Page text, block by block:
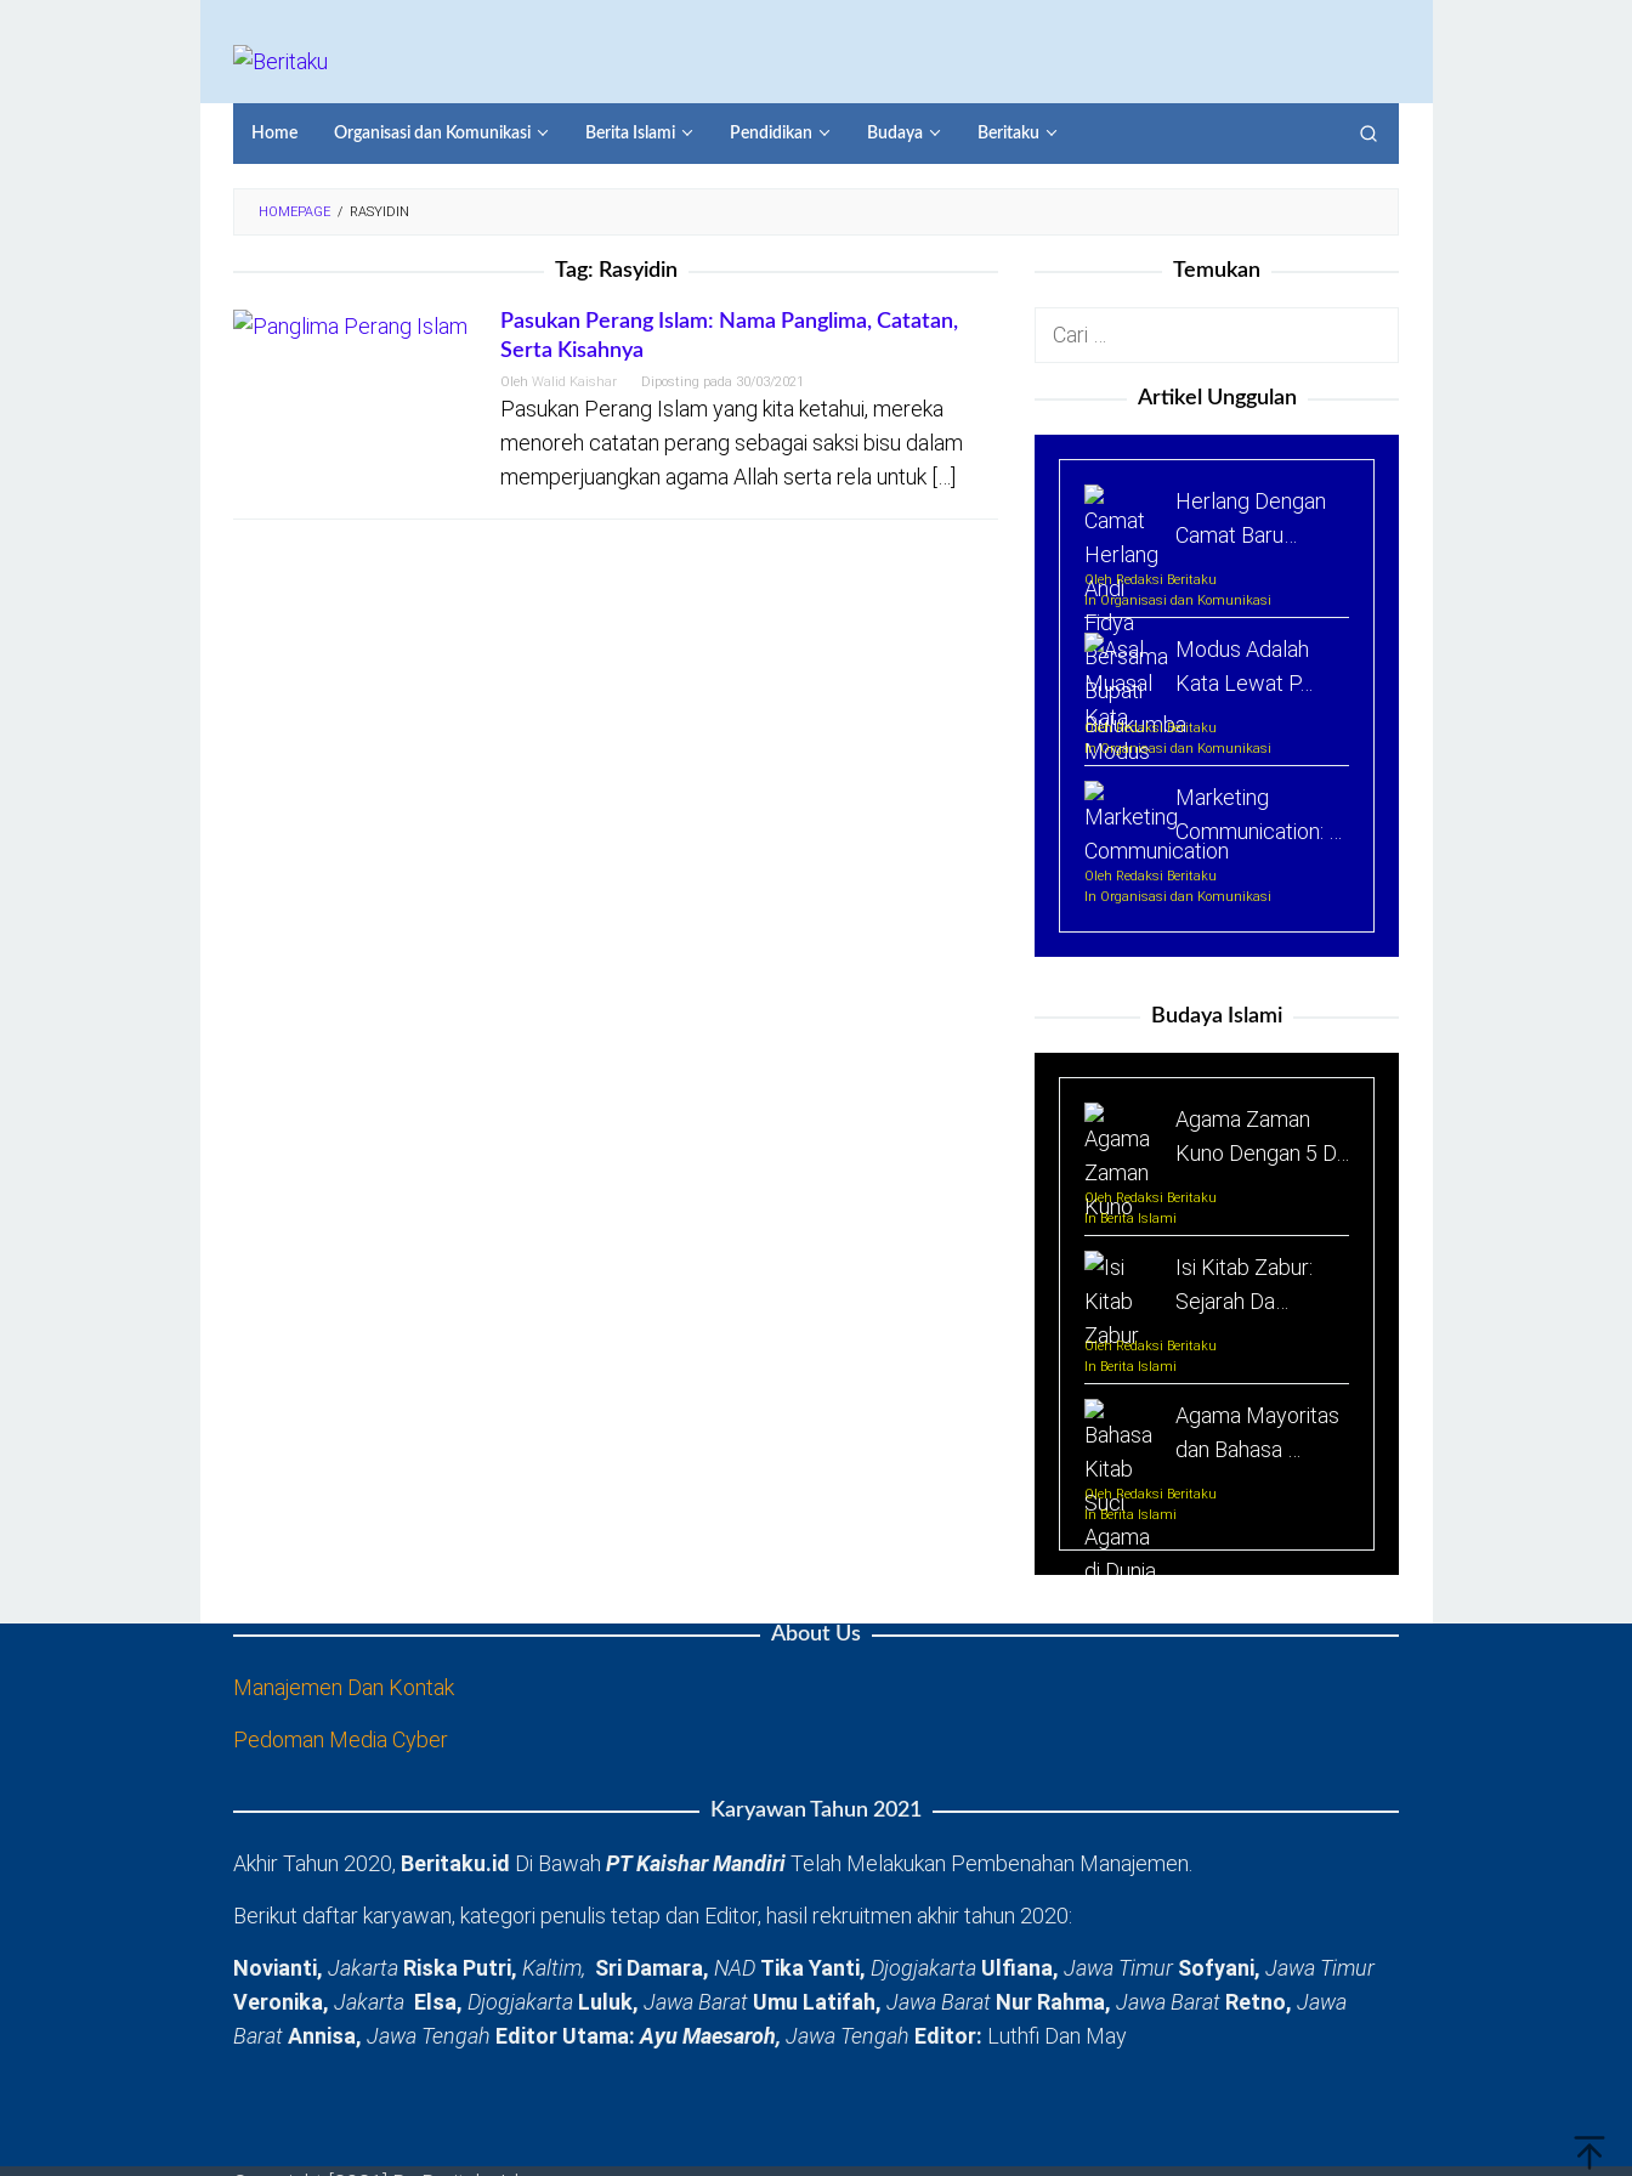
Home Organisasi dan Komunikasi Berita Islami Pendidikan Budaya Beritaku
HOMEPAGE / RASYIDIN
Tag: Rasyidin
Pasukan Perang Islam: Nama Panglima, Catatan,
Serta Kisahnya
Oleh Walid Kaishar Diposting pada 30/03/2021
Pasukan Perang Islam yang kita ketahui, mereka
menoreh catatan perang sebagai saksi bisu dalam
memperjuangkan agama Allah serta rela untuk […]
Temukan
Cari
Artikel Unggulan
Herlang Dengan
Camat Baru…
Oleh Redaksi Beritaku
In Organisasi dan Komunikasi
Modus Adalah
Kata Lewat P…
Oleh Redaksi Beritaku
In Organisasi dan Komunikasi
Marketing
Communication: …
Oleh Redaksi Beritaku
In Organisasi dan Komunikasi
Budaya Islami
Agama Zaman
Kuno Dengan 5 D…
Oleh Redaksi Beritaku
In Berita Islami
Isi Kitab Zabur:
Sejarah Da…
Oleh Redaksi Beritaku
In Berita Islami
Agama Mayoritas
dan Bahasa …
Oleh Redaksi Beritaku
In Berita Islami
About Us
Manajemen Dan Kontak
Pedoman Media Cyber
Karyawan Tahun 2021
Akhir Tahun 2020, Beritaku.id Di Bawah PT Kaishar MandiriTelah Melakukan Pembenahan Manajemen.
Berikut daftar karyawan, kategori penulis tetap dan Editor, hasil rekruitmen akhir tahun 2020:
Novianti, Jakarta Riska Putri, Kaltim, Sri Damara, NAD Tika Yanti, Djogjakarta Ulfiana, Jawa TimurSofyani, Jawa Timur
Veronika, Jakarta Elsa, Djogjakarta Luluk, Jawa Barat Umu Latifah, Jawa Barat Nur Rahma, Jawa Barat Retno, Jawa
BaratAnnisa, Jawa Tengah Editor Utama:Ayu Maesaroh, Jawa Tengah Editor: Luthfi Dan May